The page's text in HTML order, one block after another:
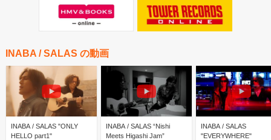
INABA / SALAS の動画
INABA / SALAS "ONLY
HELLO part1"
INABA / SALAS “Nishi
Meets Higashi Jam”
INABA / SALAS
"EVERYWHERE"